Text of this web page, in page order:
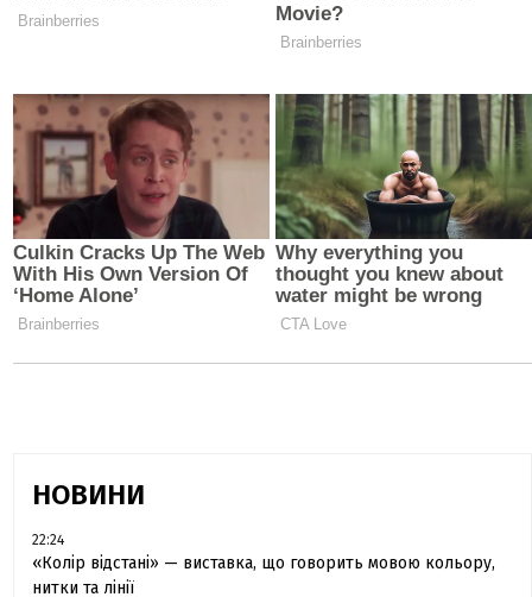
НОВИНИ
22:24
«Колір відстані» — виставка, що говорить мовою кольору,
нитки та лінії